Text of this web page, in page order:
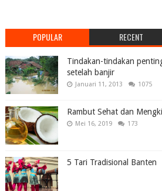
POPULAR RECENT
Tindakan-tindakan
setelah banjir
Januari 11, 2013 1075
Rambut Sehat dan
Mei 16, 2019 173
5 Tari Tradisional Banten